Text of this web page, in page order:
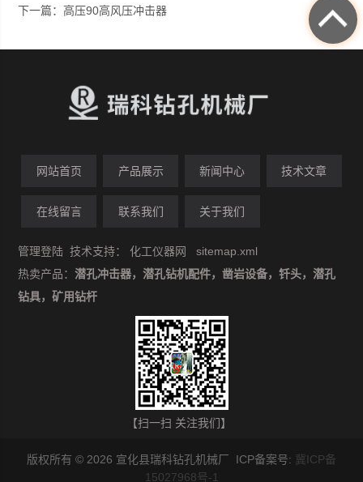
下一篇：高压90高风压冲击器
网站首页 产品展示 新闻中心 技术文章
在线留言 联系我们 关于我们
管理登陆 技术支持：化工仪器网
sitemap.xml
热卖产品：潜孔冲击器，潜孔钻机配件，凿岩设备，钎头，潜孔
钻具，矿用钻杆
【扫一扫 关注我们】
版权所有 © 2026 宣化县瑞科钻孔机械厂 ICP备案号: 冀ICP备
15027968号-1